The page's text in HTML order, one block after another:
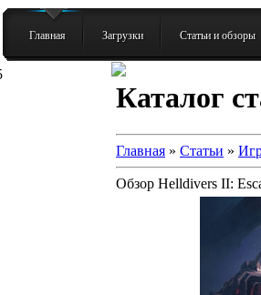
Главная Загрузки Статьи и обзоры
Каталог
Главная » Статьи »
Обзор Helldivers II: